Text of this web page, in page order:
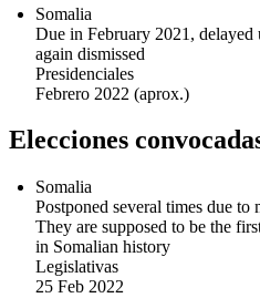
Somalia
Due in February 2021,
again dismissed
Presidenciales
Febrero 2022 (aprox.)
Elecciones
Somalia
Postponed several times due
They are supposed to be the
in Somalian history
Legislativas
25 Feb 2022